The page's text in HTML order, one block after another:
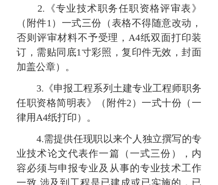
2.《专业技术职务任职资格评审表》
（附件1）一式三份（表格不得随意改动，
否则评审材料不予受理，A4纸双面打印装
订，需贴同底1寸彩照，复印件无效，封面
加盖公章）。
3.《申报工程系列土建专业工程师职务
任职资格简明表》（附件2）一式十份（一
律用A4纸打印）。
4.需提供任现职以来个人独立撰写的专
业技术论文代表作一篇（一式三份），内
容必须与申报专业及从事的专业技术工作
一致,涉及到工程是已建成或已实施的，已